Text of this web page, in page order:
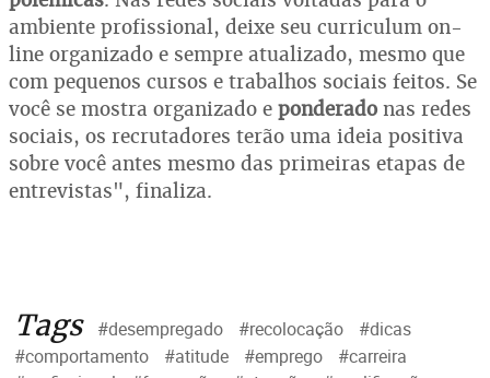
ambiente profissional, deixe seu curriculum on-
line organizado e sempre atualizado, mesmo que
com pequenos cursos e trabalhos sociais feitos. Se
você se mostra organizado e ponderado nas redes
sociais, os recrutadores terão uma ideia positiva
sobre você antes mesmo das primeiras etapas de
entrevistas", finaliza.
Tags #desempregado #recolocação
#dicas
#comportamento
#atitude #emprego
#carreira